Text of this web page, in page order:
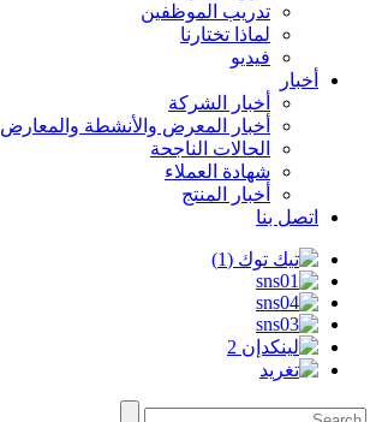
تدريب الموظفين
لماذا تختارنا
فيديو
أخبار
أخبار الشركة
أخبار المعرض والأنشطة والمعارض
الحالات الناجحة
شهادة العملاء
أخبار المنتج
اتصل بنا